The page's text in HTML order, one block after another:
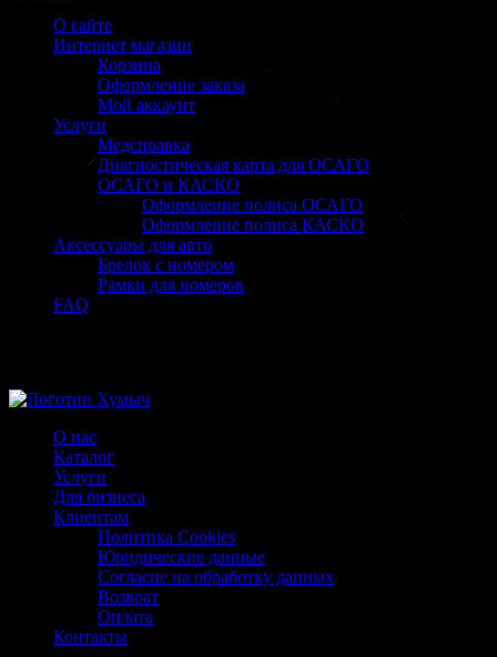
О сайте
Интернет магазин
Корзина
Оформление заказа
Мой аккаунт
Услуги
Медсправка
Диагностическая карта для ОСАГО
ОСАГО и КАСКО
Оформление полиса ОСАГО
Оформление полиса КАСКО
Аксессуары для авто
Брелок с номером
Рамки для номеров
FAQ
О нас
Каталог
Услуги
Для бизнеса
Клиентам
Политика Cookies
Юридические данные
Согласие на обработку данных
Возврат
Оплата
Контакты